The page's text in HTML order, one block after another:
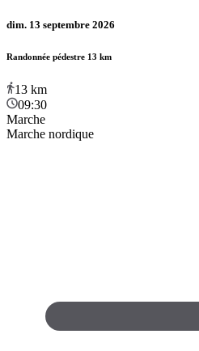
dim. 13 septembre 2026
Randonnée pédestre 13 km
13 km
09:30
Marche
Marche nordique